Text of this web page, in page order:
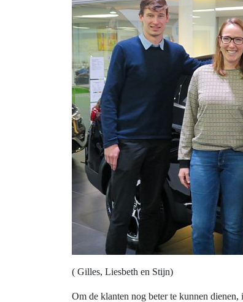
( Gilles, Liesbeth en Stijn)
Om de klanten nog beter te kunnen